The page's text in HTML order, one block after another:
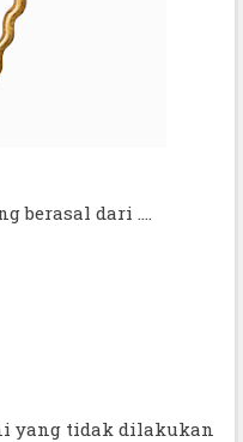
berasal dari ....
yang tidak dilakukan